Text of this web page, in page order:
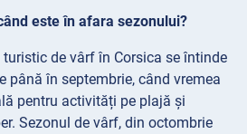
este în afara sezonului?
turistic de vârf în Corsica se întinde
până în septembrie, când vremea
pentru activități pe plajă și
Sezonul de vârf, din octombrie